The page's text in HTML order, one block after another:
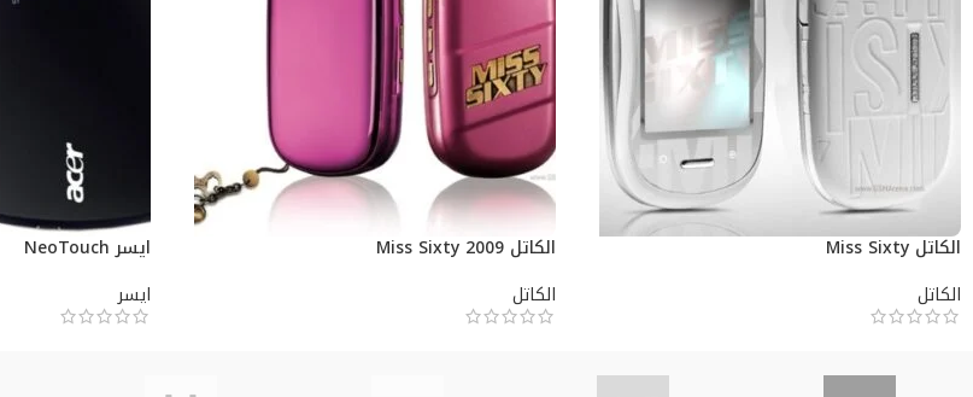
الكاتل Miss Sixty
الكاتل
الكاتل Miss Sixty 2009
الكاتل
ايسر NeoTouch
ايسر